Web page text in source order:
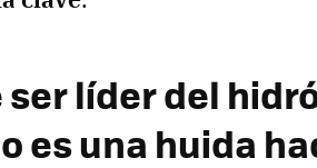
líder del
es una huida